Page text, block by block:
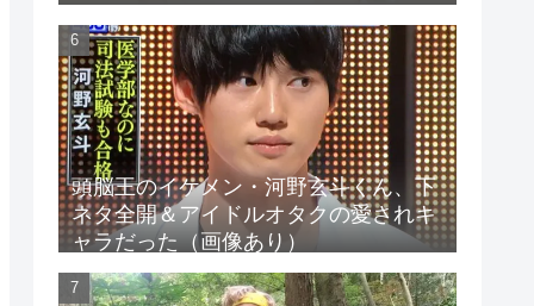
頭脳王のイケメン・河野玄斗くん、下
ネタ全開＆アイドルオタクの愛されキ
ャラだった（画像あり）